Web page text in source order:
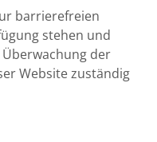
barrierefreien
stehen und
der
Website zuständig